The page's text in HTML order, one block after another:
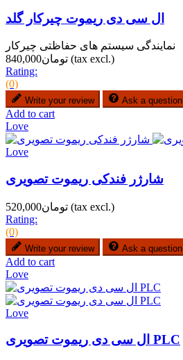
ال سی دی ریموت چیرکار گلد
نمایندگی سیستم های حفاظتی چیرکار
تومان840,000 (tax excl.)
Rating:
(0)
Write your review Ask a question
Add to cart
Love
Love
شارژر فندکی ریموت تصویری
تومان520,000 (tax excl.)
Rating:
(0)
Write your review Ask a question
Add to cart
Love
Love
ال سی دی ریموت تصویری PLC